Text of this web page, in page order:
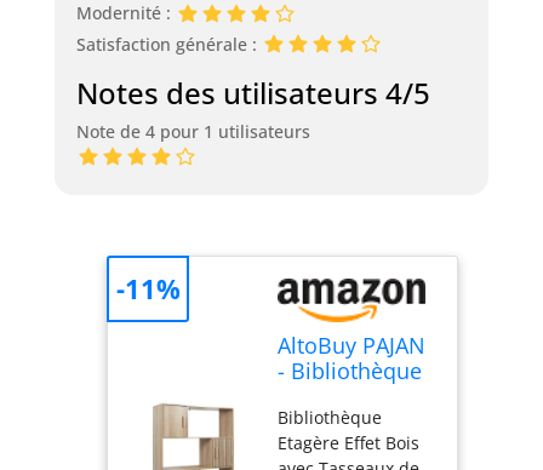
Modernité :
Satisfaction générale :
Notes des utilisateurs 4/5
Note de 4 pour 1 utilisateurs
AltoBuy PAJAN
- Bibliothèque
Bois avec
Tasseaux
Bibliothèque
Etagère Effet Bois
-11%